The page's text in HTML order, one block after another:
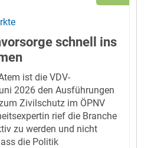
schnell ins
ist die VDV-
2026 den Ausführungen
Zivilschutz im ÖPNV
rief die Branche
zu werden und nicht
die Politik